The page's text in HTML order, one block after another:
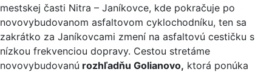
mestskej časti Nitra – Janíkovce, kde pokračuje po
novovybudovanom asfaltovom cyklochodníku, ten sa
zakrátko za Janíkovcami zmení na asfaltovú cestičku s
nízkou frekvenciou dopravy. Cestou stretáme
novovybudovanú rozhľadňu Golianovo, ktorá ponúka